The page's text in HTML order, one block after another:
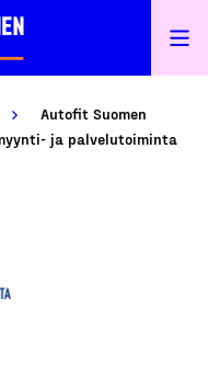
Autofit Suomen
ja palvelutoiminta